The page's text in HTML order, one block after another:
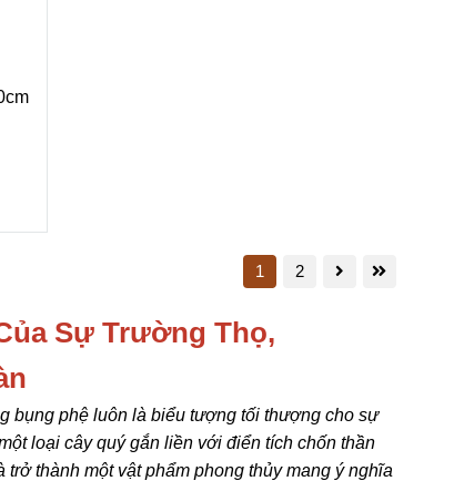
1 2
Sự Trường Thọ,
bụng phệ luôn là biểu tượng tối thượng cho sự
loại cây quý gắn liền với điển tích chốn thần
thành một vật phẩm phong thủy mang ý nghĩa